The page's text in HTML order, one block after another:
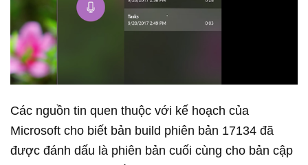
Các nguồn tin quen thuộc với kế hoạch của
Microsoft cho biết bản build phiên bản 17134 đã
được đánh dấu là phiên bản cuối cùng cho bản cập